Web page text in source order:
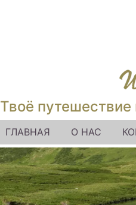
Твоё
ГЛАВНАЯ О НАС